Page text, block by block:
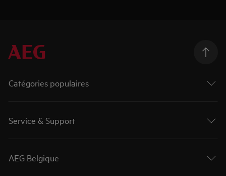
Catégories populaires
Service & Support
AEG Belgique